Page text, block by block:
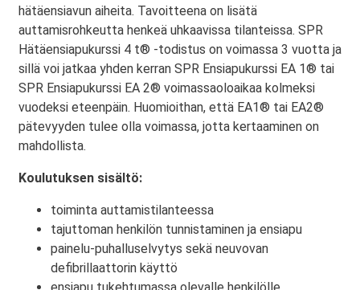
hätäensiavun aiheita. Tavoitteena on lisätä
auttamisrohkeutta henkeä uhkaavissa tilanteissa. SPR
Hätäensiapukurssi 4 t® -todistus on voimassa 3 vuotta ja
sillä voi jatkaa yhden kerran SPR Ensiapukurssi EA 1® tai
SPR Ensiapukurssi EA 2® voimassaoloaikaa kolmeksi
vuodeksi eteenpäin. Huomioithan, että EA1® tai EA2®
pätevyyden tulee olla voimassa, jotta kertaaminen on
mahdollista.
Koulutuksen sisältö:
toiminta auttamistilanteessa
tajuttoman henkilön tunnistaminen ja ensiapu
painelu-puhalluselvytys sekä neuvovan
defibrillaattorin käyttö